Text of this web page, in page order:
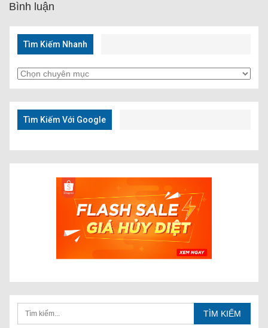
Bình luận
Tìm Kiếm Nhanh
Tìm
Kiếm
Nhanh
Tìm Kiếm Với Google